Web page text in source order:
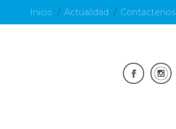
Inicio Actualidad Contactenos